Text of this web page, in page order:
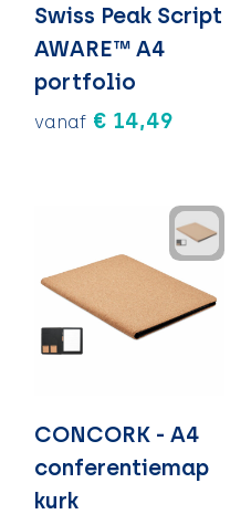
Swiss Peak Script
AWARE™ A4
portfolio
vanaf € 14,49
CONCORK - A4
conferentiemap
kurk